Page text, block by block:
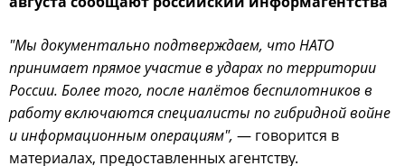
"Мы документально подтверждаем, что НАТО
принимает прямое участие в ударах по территории
России. Более того, после налётов беспилотников в
работу включаются специалисты по гибридной войне
и информационным операциям", — говорится в
материалах, предоставленных агентству.